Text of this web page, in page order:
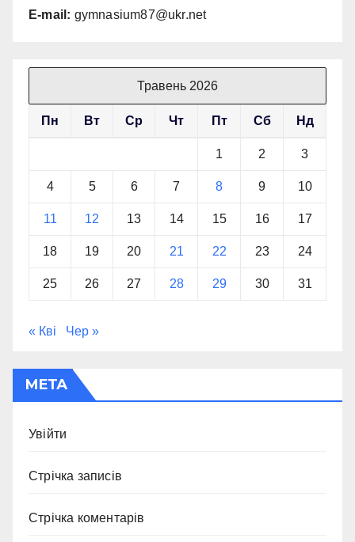
E-mail: gymnasium87@ukr.net
Травень 2026
Пн Вт Ср Чт Пт Сб Нд
1 2 3
4 5 6 7 8 9 10
11 12 13 14 15 16 17
18 19 20 21 22 23 24
25 26 27 28 29 30 31
« Кві Чер »
МЕТА
Увійти
Стрічка записів
Стрічка коментарів